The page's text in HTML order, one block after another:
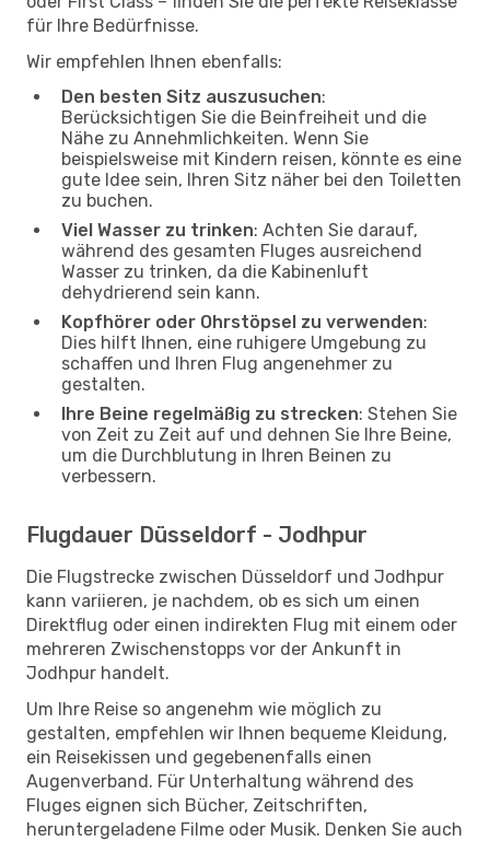
für Ihre Bedürfnisse.
Wir empfehlen Ihnen ebenfalls:
Den besten Sitz auszusuchen:
Berücksichtigen Sie die Beinfreiheit und die
Nähe zu Annehmlichkeiten. Wenn Sie
beispielsweise mit Kindern reisen, könnte es eine
gute Idee sein, Ihren Sitz näher bei den Toiletten
zu buchen.
Viel Wasser zu trinken: Achten Sie darauf,
während des gesamten Fluges ausreichend
Wasser zu trinken, da die Kabinenluft
dehydrierend sein kann.
Kopfhörer oder Ohrstöpsel zu verwenden:
Dies hilft Ihnen, eine ruhigere Umgebung zu
schaffen und Ihren Flug angenehmer zu
gestalten.
Ihre Beine regelmäßig zu strecken: Stehen Sie
von Zeit zu Zeit auf und dehnen Sie Ihre Beine,
um die Durchblutung in Ihren Beinen zu
verbessern.
Flugdauer Düsseldorf - Jodhpur
Die Flugstrecke zwischen Düsseldorf und Jodhpur
kann variieren, je nachdem, ob es sich um einen
Direktflug oder einen indirekten Flug mit einem oder
mehreren Zwischenstopps vor der Ankunft in
Jodhpur handelt.
Um Ihre Reise so angenehm wie möglich zu
gestalten, empfehlen wir Ihnen bequeme Kleidung,
ein Reisekissen und gegebenenfalls einen
Augenverband. Für Unterhaltung während des
Fluges eignen sich Bücher, Zeitschriften,
heruntergeladene Filme oder Musik. Denken Sie auch